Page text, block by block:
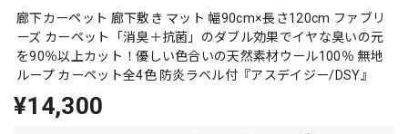
廊下カーペット 廊下敷き マット 幅90cm×長さ120cm ファブリ
ーズ カーペット「消臭＋抗菌」のダブル効果でイヤな臭いの元
を90％以上カット！優しい色合いの天然素材ウール100％ 無地
ループ カーペット全4色 防炎ラベル付『アスデイジー/DSY』
¥14,300